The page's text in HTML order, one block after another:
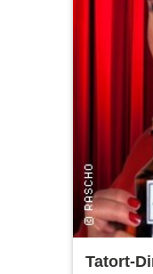
Tatort-